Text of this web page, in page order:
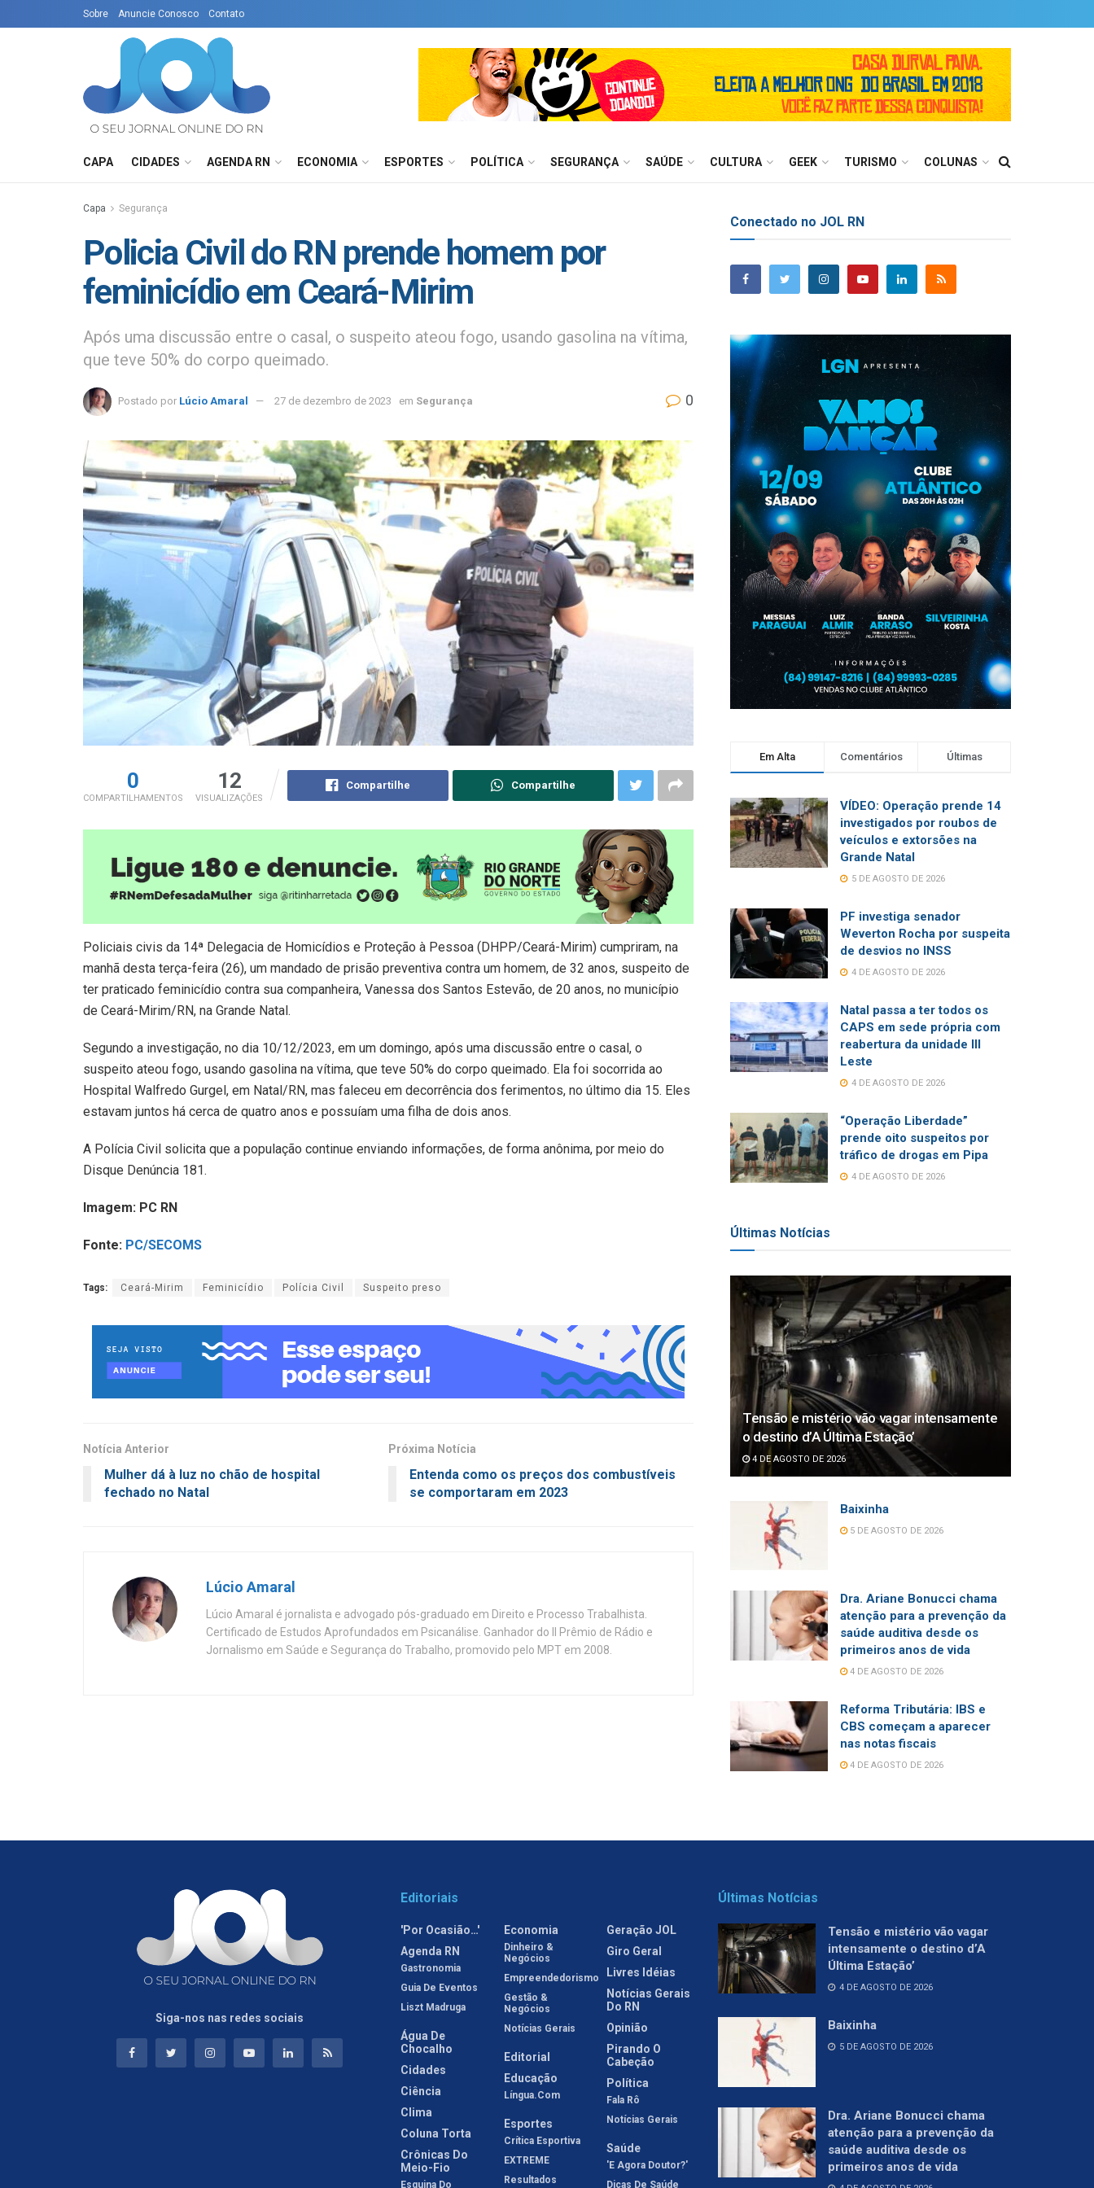
Sobre Anuncie Conosco Contato
CAPA CIDADES AGENDA RN ECONOMIA ESPORTES POLÍTICA SEGURANÇA SAÚDE CULTURA GEEK TURISMO COLUNAS
Capa Segurança
Policia Civil do RN prende homem por
feminicídio em Ceará-Mirim
Após uma discussão entre o casal, o suspeito ateou fogo, usando gasolina na vítima,
que teve 50% do corpo queimado.
Postado por Lúcio Amaral 27 de dezembro de 2023 em Segurança 0
0
COMPARTILHAMENTOS
12
VISUALIZAÇÕES
Compartilhe Compartilhe
Policiais civis da 14ª Delegacia de Homicídios e Proteção à Pessoa (DHPP/Ceará-Mirim) cumpriram, na
manhã desta terça-feira (26), um mandado de prisão preventiva contra um homem, de 32 anos, suspeito de
ter praticado feminicídio contra sua companheira, Vanessa dos Santos Estevão, de 20 anos, no município
de Ceará-Mirim/RN, na Grande Natal.
Segundo a investigação, no dia 10/12/2023, em um domingo, após uma discussão entre o casal, o
suspeito ateou fogo, usando gasolina na vítima, que teve 50% do corpo queimado. Ela foi socorrida ao
Hospital Walfredo Gurgel, em Natal/RN, mas faleceu em decorrência dos ferimentos, no último dia 15. Eles
estavam juntos há cerca de quatro anos e possuíam uma filha de dois anos.
A Polícia Civil solicita que a população continue enviando informações, de forma anônima, por meio do
Disque Denúncia 181.
Imagem: PC RN
Fonte: PC/SECOMS
Tags: Ceará-Mirim Feminicídio Polícia Civil Suspeito preso
Notícia Anterior
Mulher dá à luz no chão de hospital
fechado no Natal
Próxima Notícia
Entenda como os preços dos combustíveis
se comportaram em 2023
Lúcio Amaral
Lúcio Amaral é jornalista e advogado pós-graduado em Direito e Processo Trabalhista.
Certificado de Estudos Aprofundados em Psicanálise. Ganhador do II Prêmio de Rádio e
Jornalismo em Saúde e Segurança do Trabalho, promovido pelo MPT em 2008.
Conectado no JOL RN
Em Alta Comentários Últimas
VÍDEO: Operação prende 14
investigados por roubos de
veículos e extorsões na
Grande Natal
5 DE AGOSTO DE 2026
PF investiga senador
Weverton Rocha por suspeita
de desvios no INSS
4 DE AGOSTO DE 2026
Natal passa a ter todos os
CAPS em sede própria com
reabertura da unidade III
Leste
4 DE AGOSTO DE 2026
“Operação Liberdade”
prende oito suspeitos por
tráfico de drogas em Pipa
4 DE AGOSTO DE 2026
Últimas Notícias
Tensão e mistério vão vagar intensamente
o destino d’A Última Estação’
4 DE AGOSTO DE 2026
Baixinha
5 DE AGOSTO DE 2026
Dra. Ariane Bonucci chama
atenção para a prevenção da
saúde auditiva desde os
primeiros anos de vida
4 DE AGOSTO DE 2026
Reforma Tributária: IBS e
CBS começam a aparecer
nas notas fiscais
4 DE AGOSTO DE 2026
Siga-nos nas redes sociais
Editoriais
'Por Ocasião…'
Agenda RN
Gastronomia
Guia De Eventos
Liszt Madruga
Água De
Chocalho
Cidades
Ciência
Clima
Coluna Torta
Crônicas Do
Meio-Fio
Esquina Do
Economia
Dinheiro &
Negócios
Empreendedorismo
Gestão &
Negócios
Notícias Gerais
Editorial
Educação
Língua.com
Esportes
Crítica Esportiva
EXTREME
Resultados
Geração JOL
Giro Geral
Livres Idéias
Notícias Gerais
Do RN
Opinião
Pirando O
Cabeção
Política
Fala Rô
Notícias Gerais
Saúde
'E Agora Doutor?'
Dicas De Saúde
Últimas Notícias
Tensão e mistério vão vagar
intensamente o destino d’A
Última Estação’
4 DE AGOSTO DE 2026
Baixinha
5 DE AGOSTO DE 2026
Dra. Ariane Bonucci chama
atenção para a prevenção da
saúde auditiva desde os
primeiros anos de vida